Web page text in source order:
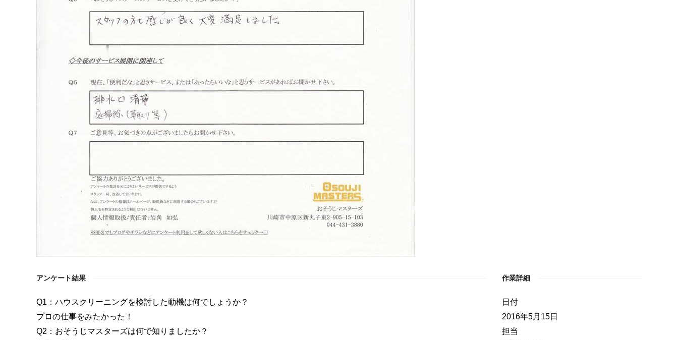
アンケート結果
Q1：ハウスクリーニングを検討した動機は何でしょうか？
プロの仕事をみたかった！
Q2：おそうじマスターズは何で知りましたか？
作業詳細
日付
2016年5月15日
担当